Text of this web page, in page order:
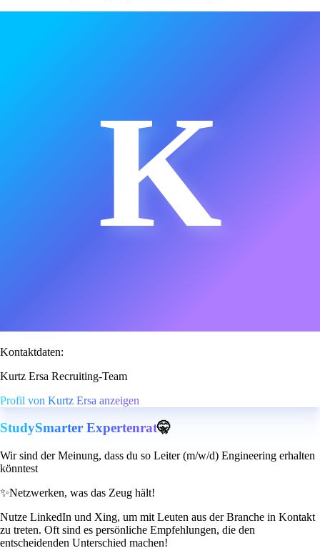
K
Kontaktdaten:
Kurtz Ersa Recruiting-Team
Profil von Kurtz Ersa anzeigen
StudySmarter Expertenrat🤫
Wir sind der Meinung, dass du so Leiter (m/w/d) Engineering erhalten
könntest
✨Netzwerken, was das Zeug hält!
Nutze LinkedIn und Xing, um mit Leuten aus der Branche in Kontakt
zu treten. Oft sind es persönliche Empfehlungen, die den
entscheidenden Unterschied machen!